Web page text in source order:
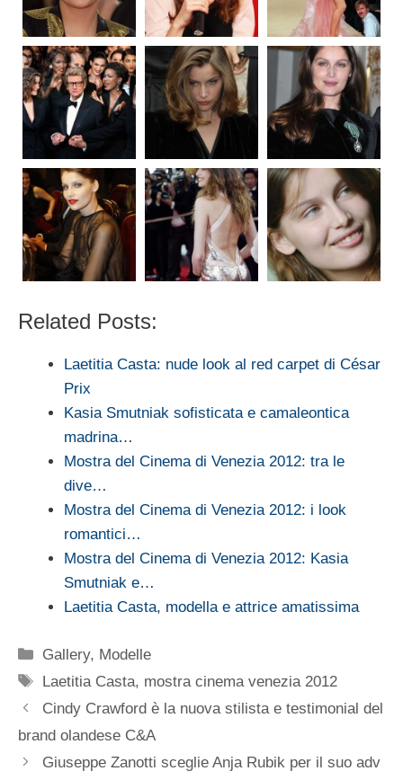
Related Posts:
Laetitia Casta: nude look al red carpet di César
Prix
Kasia Smutniak sofisticata e camaleontica
madrina…
Mostra del Cinema di Venezia 2012: tra le
dive…
Mostra del Cinema di Venezia 2012: i look
romantici…
Mostra del Cinema di Venezia 2012: Kasia
Smutniak e…
Laetitia Casta, modella e attrice amatissima
Categorie
Gallery, Modelle
Tag
Laetitia Casta, mostra cinema venezia 2012
Cindy Crawford è la nuova stilista e testimonial del
brand olandese C&A
Giuseppe Zanotti sceglie Anja Rubik per il suo adv